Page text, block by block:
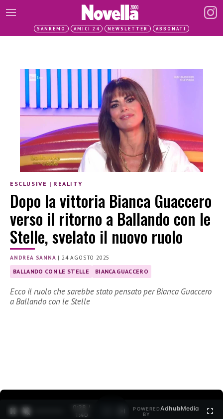
SANREMO AMICI 24 NEWSLETTER ABBONATI
ESCLUSIVE | REALITY
Dopo la vittoria Bianca Guaccero
verso il ritorno a Ballando con le
Stelle, svelato il nuovo ruolo
ANDREA SANNA |24 AGOSTO 2025
BALLANDO CON LE STELLE BIANCA GUACCERO
Ecco il ruolo che sarebbe stato pensato per Bianca Guaccero
a Ballando con le Stelle
0:29 /
1:40
POWERED
BY
AdhubMedia